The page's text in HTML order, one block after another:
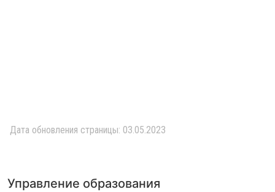
Управление образования
Дата обновления страницы: 03.05.2023